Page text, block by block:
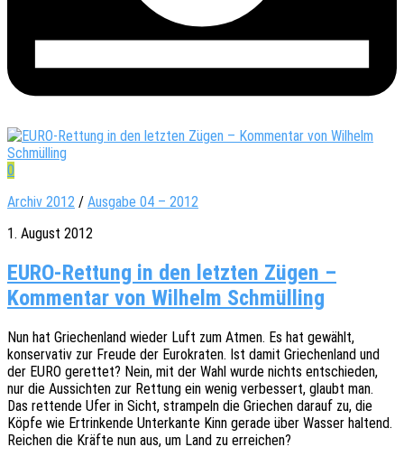
0
Archiv 2012 / Ausgabe 04 – 2012
1. August 2012
EURO-Rettung in den letzten Zügen –
Kommentar von Wilhelm Schmülling
Nun hat Grie­chen­land wieder Luft zum Atmen. Es hat gewählt,
konser­va­tiv zur Freude der Euro­kra­ten. Ist damit Grie­chen­land und
der EURO geret­tet? Nein, mit der Wahl wurde nichts entschie­den,
nur die Aussich­ten zur Rettung ein wenig verbes­sert, glaubt man.
Das retten­de Ufer in Sicht, stram­peln die Grie­chen darauf zu, die
Köpfe wie Ertrin­ken­de Unter­kan­te Kinn gerade über Wasser haltend.
Reichen die Kräfte nun aus, um Land zu erreichen?